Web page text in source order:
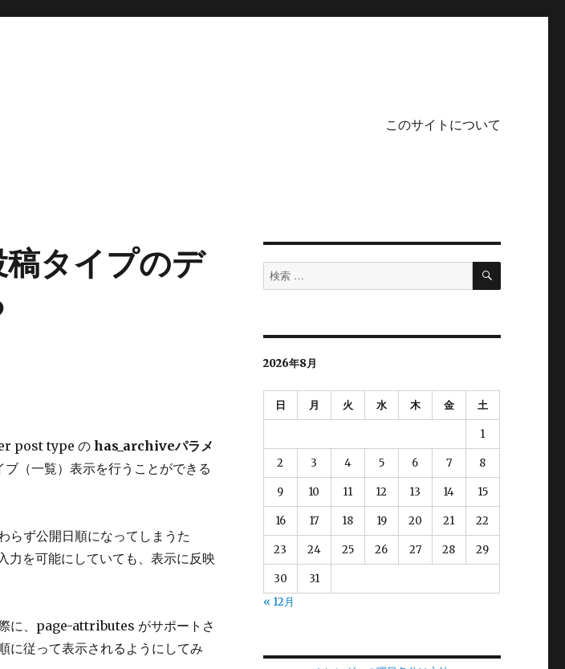
このサイトについて
タイプのデ
post type の has_archiveパラメ
（一覧）表示を行うことができる
らず公開日順になってしまうた
を可能にしていても、表示に反映
に、page-attributes がサポートさ
従って表示されるようにしてみ
検
索
検
2026年8月
日 月 火 水 木 金 土
1
2 3 4 5 6 7 8
9 10 11 12 13 14 15
16 17 18 19 20 21 22
23 24 25 26 27 28 29
30
31
« 12月